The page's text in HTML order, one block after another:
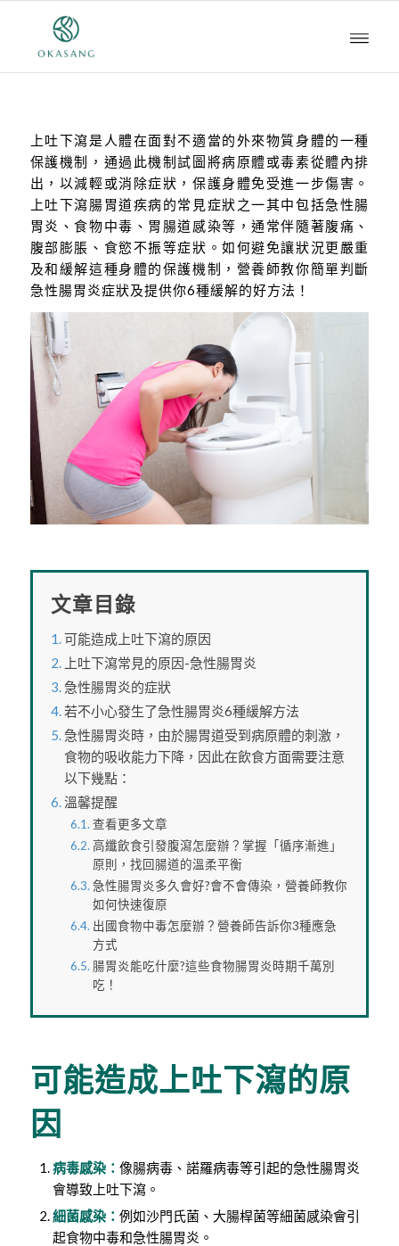
上吐下瀉是人體在面對不適當的外來物質身體的一種
保護機制，通過此機制試圖將病原體或毒素從體內排
出，以減輕或消除症狀，保護身體免受進一步傷害。
上吐下瀉腸胃道疾病的常見症狀之一其中包括急性腸
胃炎、食物中毒、胃腸道感染等，通常伴隨著腹痛、
腹部膨脹、食慾不振等症狀。如何避免讓狀況更嚴重
及和緩解這種身體的保護機制，營養師教你簡單判斷
急性腸胃炎症狀及提供你6種緩解的好方法！
文章目錄
可能造成上吐下瀉的原因
上吐下瀉常見的原因-急性腸胃炎
急性腸胃炎的症狀
若不小心發生了急性腸胃炎6種緩解方法
急性腸胃炎時，由於腸胃道受到病原體的刺激，
食物的吸收能力下降，因此在飲食方面需要注意
以下幾點：
溫馨提醒
查看更多文章
高纖飲食引發腹瀉怎麼辦？掌握「循序漸進」
原則，找回腸道的溫柔平衡
急性腸胃炎多久會好?會不會傳染，營養師教你
如何快速復原
出國食物中毒怎麼辦？營養師告訴你3種應急
方式
腸胃炎能吃什麼?這些食物腸胃炎時期千萬別
吃！
可能造成上吐下瀉的原
因
病毒感染： 像腸病毒、諾羅病毒等引起的急性腸胃炎
會導致上吐下瀉。
細菌感染： 例如沙門氏菌、大腸桿菌等細菌感染會引
起食物中毒和急性腸胃炎。